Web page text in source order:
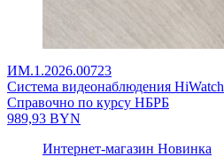
ИМ.1.2026.00723
Система видеонаблюдения HiWatch
Справочно по курсу НБРБ
989,93 BYN
Интернет-магазин Новинка